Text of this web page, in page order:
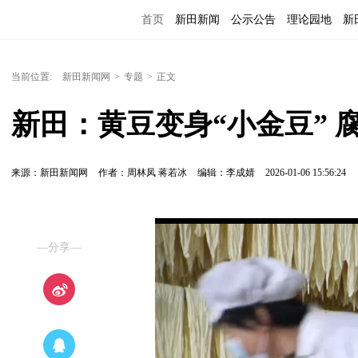
首页 新田新闻 公示公告 理论园地 新
当前位置: 新田新闻网 > 专题 > 正文
新田：黄豆变身“小金豆”
来源：新田新闻网 作者：周林凤 蒋若冰 编辑：李成婧 2026-01-06 15:56:24
—分享—